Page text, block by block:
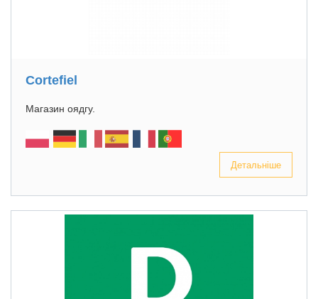
Cortefiel
Магазин оядгу.
Детальніше